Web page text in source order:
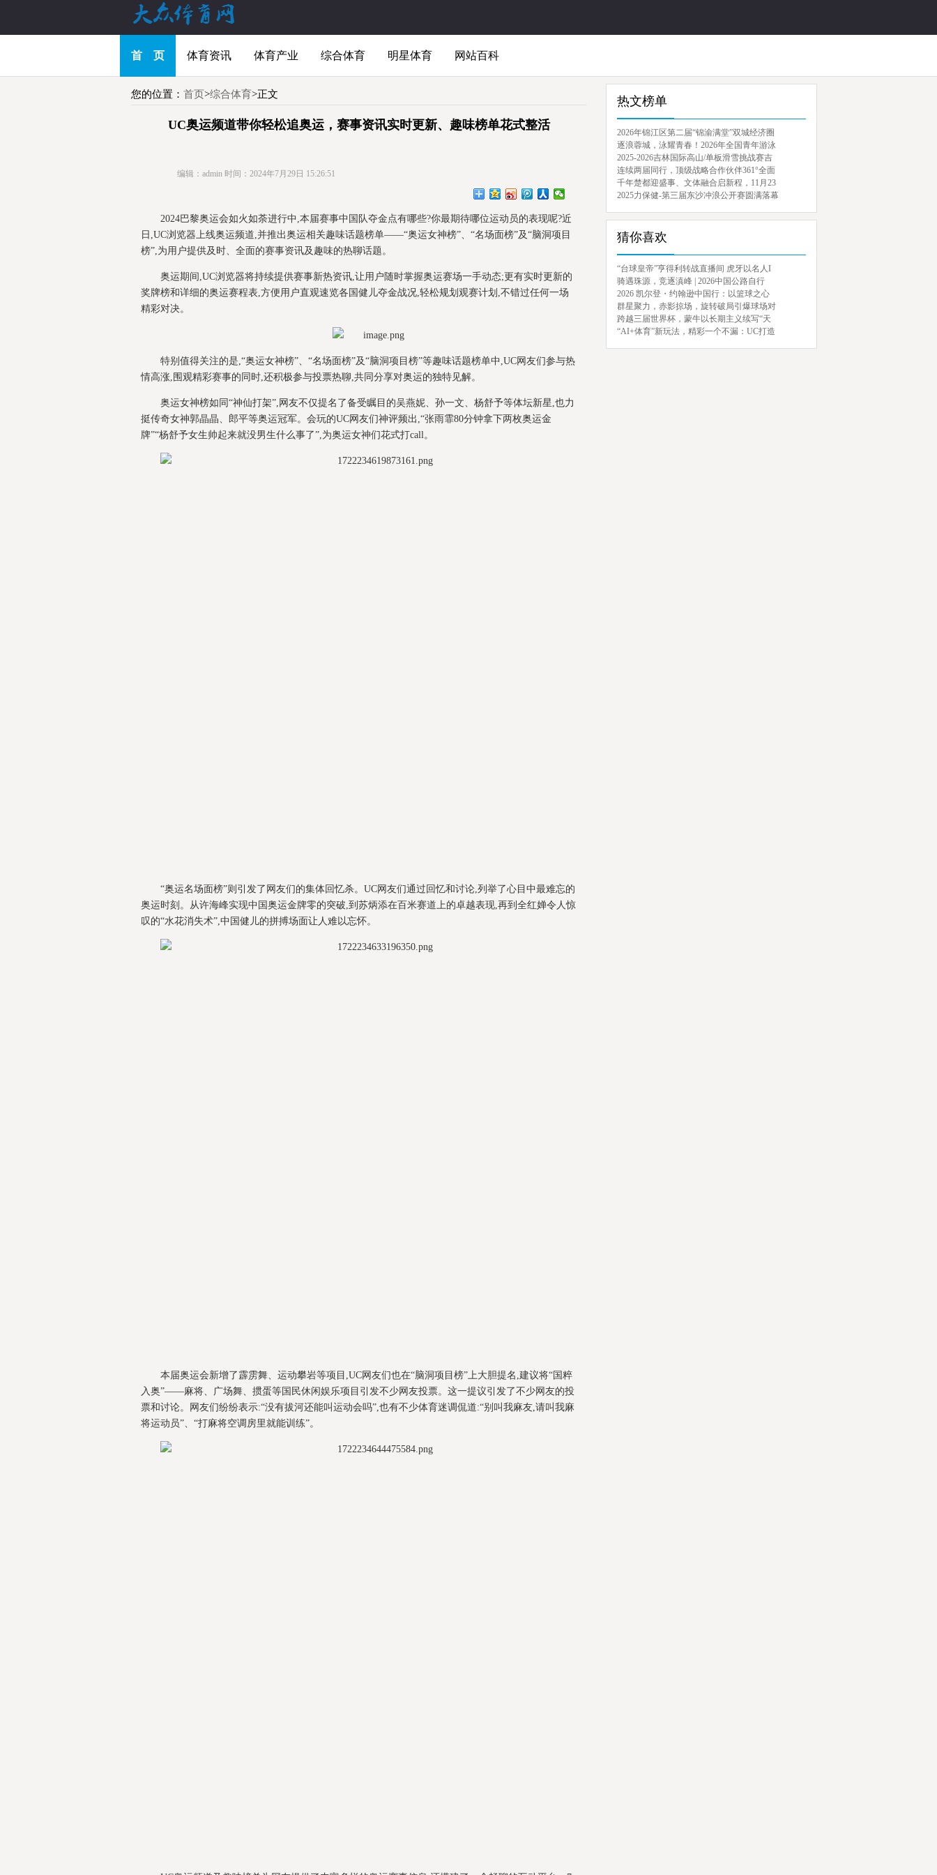
首 页 体育资讯 体育产业 综合体育 明星体育 网站百科
您的位置： 首页>综合体育>正文
UC奥运频道带你轻松追奥运，赛事资讯实时更新、趣味榜单花式整活
编辑：admin 时间：2024年7月29日 15:26:51
2024巴黎奥运会如火如荼进行中,本届赛事中国队夺金点有哪些?你最期待哪位运动员的表现呢?近
日,UC浏览器上线奥运频道,并推出奥运相关趣味话题榜单——“奥运女神榜”、“名场面榜”及“脑洞项目
榜”,为用户提供及时、全面的赛事资讯及趣味的热聊话题。
奥运期间,UC浏览器将持续提供赛事新热资讯,让用户随时掌握奥运赛场一手动态;更有实时更新的
奖牌榜和详细的奥运赛程表,方便用户直观速览各国健儿夺金战况,轻松规划观赛计划,不错过任何一场
精彩对决。
特别值得关注的是,“奥运女神榜”、“名场面榜”及“脑洞项目榜”等趣味话题榜单中,UC网友们参与热
情高涨,围观精彩赛事的同时,还积极参与投票热聊,共同分享对奥运的独特见解。
奥运女神榜如同“神仙打架”,网友不仅提名了备受瞩目的吴燕妮、孙一文、杨舒予等体坛新星,也力
挺传奇女神郭晶晶、郎平等奥运冠军。会玩的UC网友们神评频出,“张雨霏80分钟拿下两枚奥运金
牌”“杨舒予女生帅起来就没男生什么事了”,为奥运女神们花式打call。
“奥运名场面榜”则引发了网友们的集体回忆杀。UC网友们通过回忆和讨论,列举了心目中最难忘的
奥运时刻。从许海峰实现中国奥运金牌零的突破,到苏炳添在百米赛道上的卓越表现,再到全红婵令人惊
叹的“水花消失术”,中国健儿的拼搏场面让人难以忘怀。
本届奥运会新增了霹雳舞、运动攀岩等项目,UC网友们也在“脑洞项目榜”上大胆提名,建议将“国粹
入奥”——麻将、广场舞、掼蛋等国民休闲娱乐项目引发不少网友投票。这一提议引发了不少网友的投
票和讨论。网友们纷纷表示:“没有拔河还能叫运动会吗”,也有不少体育迷调侃道:“别叫我麻友,请叫我麻
将运动员”、“打麻将空调房里就能训练”。
热文榜单
2026年锦江区第二届“锦渝满堂”双城经济圈
逐浪蓉城，泳耀青春！2026年全国青年游泳
2025-2026吉林国际高山/单板滑雪挑战赛吉
连续两届同行，顶级战略合作伙伴361°全面
千年楚都迎盛事、文体融合启新程，11月23
2025力保健-第三届东沙冲浪公开赛圆满落幕
猜你喜欢
“台球皇帝”亨得利转战直播间 虎牙以名人I
骑遇珠源，竞逐滇峰 | 2026中国公路自行
2026 凯尔登・约翰逊中国行：以篮球之心
群星聚力，赤影掠场，旋转破局引爆球场对
跨越三届世界杯，蒙牛以长期主义续写“天
“AI+体育”新玩法，精彩一个不漏：UC打造